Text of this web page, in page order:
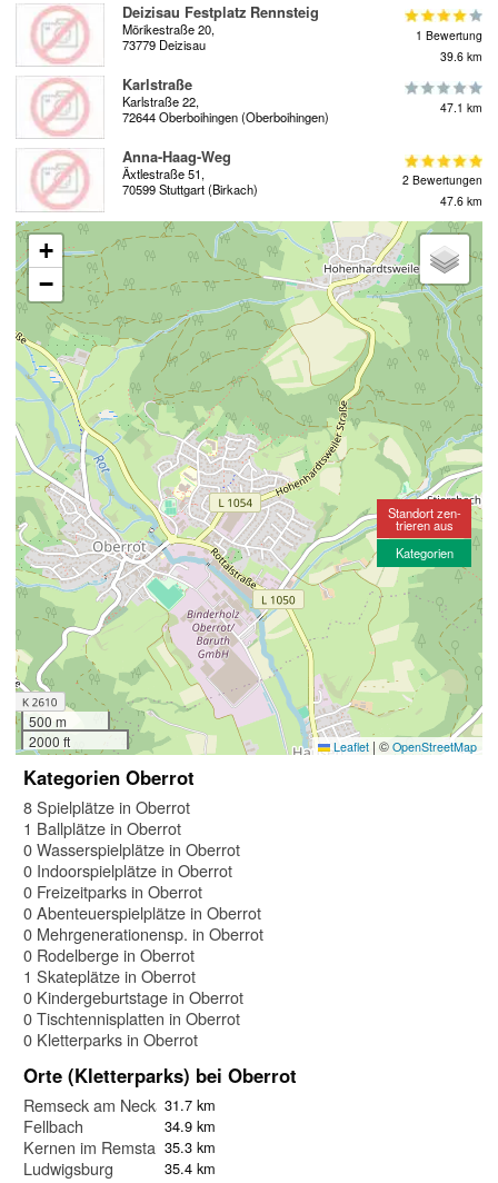
Deizisau Festplatz Rennsteig
Mörikestraße 20,
73779 Deizisau
1 Bewertung
39.6 km
Karlstraße
Karlstraße 22,
72644 Oberboihingen (Oberboihingen)
47.1 km
Anna-Haag-Weg
Äxtlestraße 51,
70599 Stuttgart (Birkach)
2 Bewertungen
47.6 km
+
−
500 m
2000 ft
Leaflet | © OpenStreetMap
Standort zen-
trieren aus
Kategorien
Kategorien Oberrot
8 Spielplätze in Oberrot
1 Ballplätze in Oberrot
0 Wasserspielplätze in Oberrot
0 Indoorspielplätze in Oberrot
0 Freizeitparks in Oberrot
0 Abenteuerspielplätze in Oberrot
0 Mehrgenerationensp. in Oberrot
0 Rodelberge in Oberrot
1 Skateplätze in Oberrot
0 Kindergeburtstage in Oberrot
0 Tischtennisplatten in Oberrot
0 Kletterparks in Oberrot
Orte (Kletterparks) bei Oberrot
Remseck am Neckar31.7 km
Fellbach 34.9 km
Kernen im Remstal 35.3 km
Ludwigsburg 35.4 km